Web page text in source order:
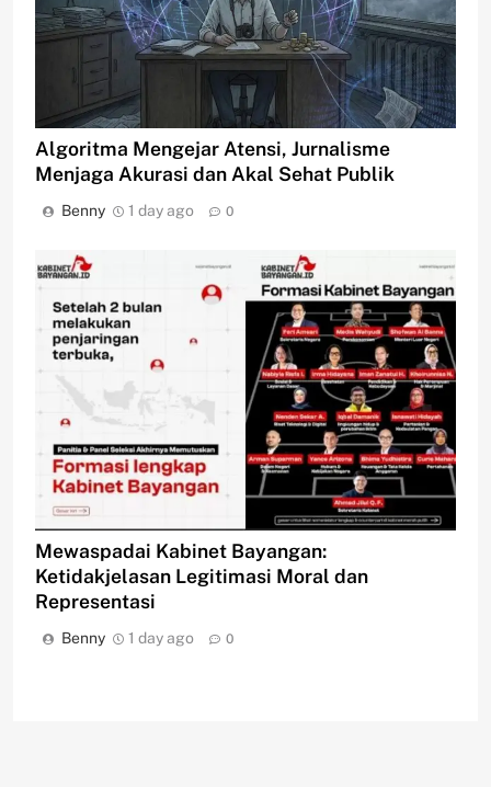
Algoritma Mengejar Atensi, Jurnalisme
Menjaga Akurasi dan Akal Sehat Publik
Benny 1 day ago 0
Mewaspadai Kabinet Bayangan:
Ketidakjelasan Legitimasi Moral dan
Representasi
Benny 1 day ago 0